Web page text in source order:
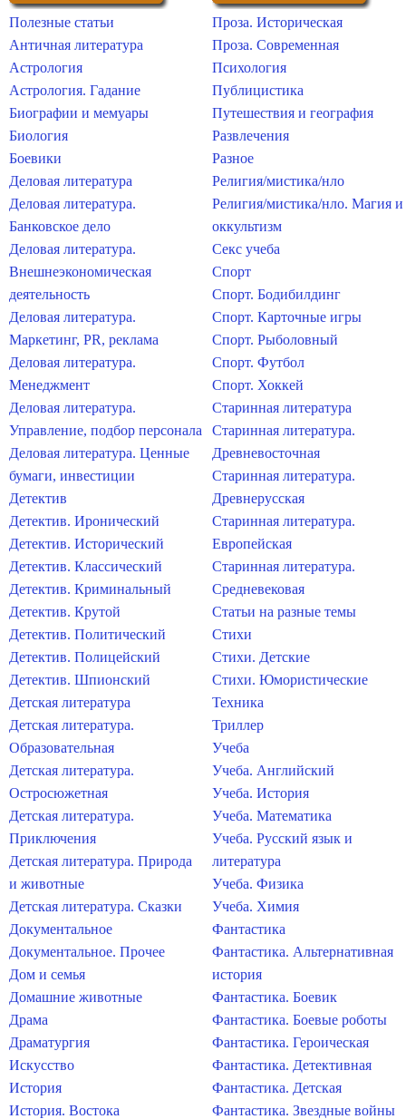
Полезные статьи
Античная литература
Астрология
Астрология. Гадание
Биографии и мемуары
Биология
Боевики
Деловая литература
Деловая литература.
Банковское дело
Деловая литература.
Внешнеэкономическая
деятельность
Деловая литература.
Маркетинг, PR, реклама
Деловая литература.
Менеджмент
Деловая литература.
Управление, подбор персонала
Деловая литература. Ценные
бумаги, инвестиции
Детектив
Детектив. Иронический
Детектив. Исторический
Детектив. Классический
Детектив. Криминальный
Детектив. Крутой
Детектив. Политический
Детектив. Полицейский
Детектив. Шпионский
Детская литература
Детская литература.
Образовательная
Детская литература.
Остросюжетная
Детская литература.
Приключения
Детская литература. Природа
и животные
Детская литература. Сказки
Документальное
Документальное. Прочее
Дом и семья
Домашние животные
Драма
Драматургия
Искусство
История
История. Востока
Проза. Историческая
Проза. Современная
Психология
Публицистика
Путешествия и география
Развлечения
Разное
Религия/мистика/нло
Религия/мистика/нло. Магия и
оккультизм
Секс учеба
Спорт
Спорт. Бодибилдинг
Спорт. Карточные игры
Спорт. Рыболовный
Спорт. Футбол
Спорт. Хоккей
Старинная литература
Старинная литература.
Древневосточная
Старинная литература.
Древнерусская
Старинная литература.
Европейская
Старинная литература.
Средневековая
Статьи на разные темы
Стихи
Стихи. Детские
Стихи. Юмористические
Техника
Триллер
Учеба
Учеба. Английский
Учеба. История
Учеба. Математика
Учеба. Русский язык и
литература
Учеба. Физика
Учеба. Химия
Фантастика
Фантастика. Альтернативная
история
Фантастика. Боевик
Фантастика. Боевые роботы
Фантастика. Героическая
Фантастика. Детективная
Фантастика. Детская
Фантастика. Звездные войны